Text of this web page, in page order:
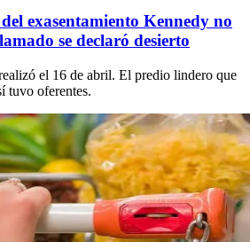
exasentamiento Kennedy no
se declaró desierto
el 16 de abril. El predio lindero que
tuvo oferentes.